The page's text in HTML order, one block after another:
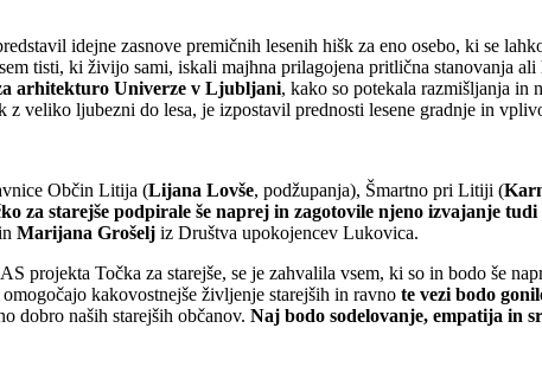
idejne zasnove premičnih lesenih hišk za eno osebo, ki se
tisti, ki živijo sami, iskali majhna prilagojena pritlična stanovanja
arhitekturo Univerze v Ljubljani, kako so potekala razmišljanja in
z veliko ljubezni do lesa, je izpostavil prednosti lesene gradnje in
Občin Litija (Lijana Lovše, podžupanja), Šmartno pri Litiji (
za starejše podpirale še naprej in zagotovile njeno izvajanje
Marijana Grošelj iz Društva upokojencev Lukovica.
projekta Točka za starejše, se je zahvalila vsem, ki so in bodo še
kakovostnejše življenje starejših in ravno te vezi bodo
dobro naših starejših občanov. Naj bodo sodelovanje, empatija in